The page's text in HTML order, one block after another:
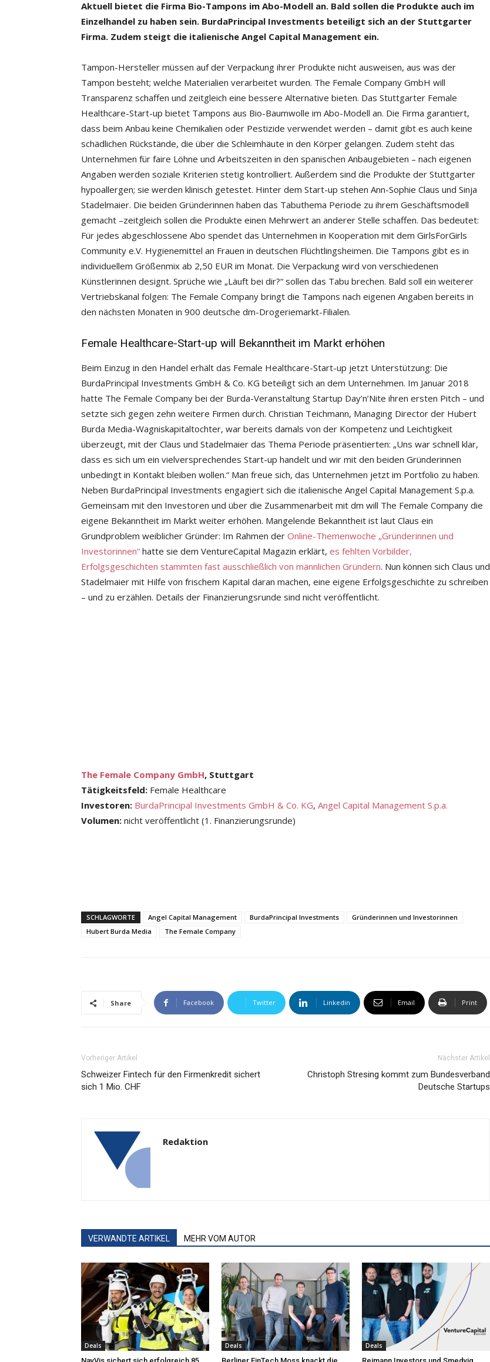
Aktuell bietet die Firma Bio-Tampons im Abo-Modell an. Bald sollen die Produkte auch im
Einzelhandel zu haben sein. BurdaPrincipal Investments beteiligt sich an der Stuttgarter
Firma. Zudem steigt die italienische Angel Capital Management ein.
Tampon-Hersteller müssen auf der Verpackung ihrer Produkte nicht ausweisen, aus was der
Tampon besteht; welche Materialien verarbeitet wurden. The Female Company GmbH will
Transparenz schaffen und zeitgleich eine bessere Alternative bieten. Das Stuttgarter Female
Healthcare-Start-up bietet Tampons aus Bio-Baumwolle im Abo-Modell an. Die Firma garantiert,
dass beim Anbau keine Chemikalien oder Pestizide verwendet werden – damit gibt es auch keine
schädlichen Rückstände, die über die Schleimhäute in den Körper gelangen. Zudem steht das
Unternehmen für faire Löhne und Arbeitszeiten in den spanischen Anbaugebieten – nach eigenen
Angaben werden soziale Kriterien stetig kontrolliert. Außerdem sind die Produkte der Stuttgarter
hypoallergen; sie werden klinisch getestet. Hinter dem Start-up stehen Ann-Sophie Claus und Sinja
Stadelmaier. Die beiden Gründerinnen haben das Tabuthema Periode zu ihrem Geschäftsmodell
gemacht –zeitgleich sollen die Produkte einen Mehrwert an anderer Stelle schaffen. Das bedeutet:
Für jedes abgeschlossene Abo spendet das Unternehmen in Kooperation mit dem GirlsForGirls
Community e.V. Hygienemittel an Frauen in deutschen Flüchtlingsheimen. Die Tampons gibt es in
individuellem Größenmix ab 2,50 EUR im Monat. Die Verpackung wird von verschiedenen
Künstlerinnen designt. Sprüche wie „Läuft bei dir?“ sollen das Tabu brechen. Bald soll ein weiterer
Vertriebskanal folgen: The Female Company bringt die Tampons nach eigenen Angaben bereits in
den nächsten Monaten in 900 deutsche dm-Drogeriemarkt-Filialen.
Female Healthcare-Start-up will Bekanntheit im Markt erhöhen
Beim Einzug in den Handel erhält das Female Healthcare-Start-up jetzt Unterstützung: Die
BurdaPrincipal Investments GmbH & Co. KG beteiligt sich an dem Unternehmen. Im Januar 2018
hatte The Female Company bei der Burda-Veranstaltung Startup Day’n’Nite ihren ersten Pitch – und
setzte sich gegen zehn weitere Firmen durch. Christian Teichmann, Managing Director der Hubert
Burda Media-Wagniskapitaltochter, war bereits damals von der Kompetenz und Leichtigkeit
überzeugt, mit der Claus und Stadelmaier das Thema Periode präsentierten: „Uns war schnell klar,
dass es sich um ein vielversprechendes Start-up handelt und wir mit den beiden Gründerinnen
unbedingt in Kontakt bleiben wollen.“ Man freue sich, das Unternehmen jetzt im Portfolio zu haben.
Neben BurdaPrincipal Investments engagiert sich die italienische Angel Capital Management S.p.a.
Gemeinsam mit den Investoren und über die Zusammenarbeit mit dm will The Female Company die
eigene Bekanntheit im Markt weiter erhöhen. Mangelende Bekanntheit ist laut Claus ein
Grundproblem weiblicher Gründer: Im Rahmen der Online-Themenwoche „Gründerinnen und
Investorinnen“ hatte sie dem VentureCapital Magazin erklärt, es fehlten Vorbilder,
Erfolgsgeschichten stammten fast ausschließlich von männlichen Gründern. Nun können sich Claus und
Stadelmaier mit Hilfe von frischem Kapital daran machen, eine eigene Erfolgsgeschichte zu schreiben
– und zu erzählen. Details der Finanzierungsrunde sind nicht veröffentlicht.
The Female Company GmbH, Stuttgart
Tätigkeitsfeld: Female Healthcare
Investoren: BurdaPrincipal Investments GmbH & Co. KG, Angel Capital Management S.p.a.
Volumen: nicht veröffentlicht (1. Finanzierungsrunde)
SCHLAGWORTE Angel Capital Management BurdaPrincipal Investments
Gründerinnen und Investorinnen
Hubert Burda Media
The Female Company
Share Facebook Twitter Linkedin Email Print
Vorheriger Artikel
Schweizer Fintech für den Firmenkredit sichert
sich 1 Mio. CHF
Nächster Artikel
Christoph Stresing kommt zum Bundesverband
Deutsche Startups
Redaktion
VERWANDTE ARTIKEL MEHR VOM AUTOR
Deals Deals Deals